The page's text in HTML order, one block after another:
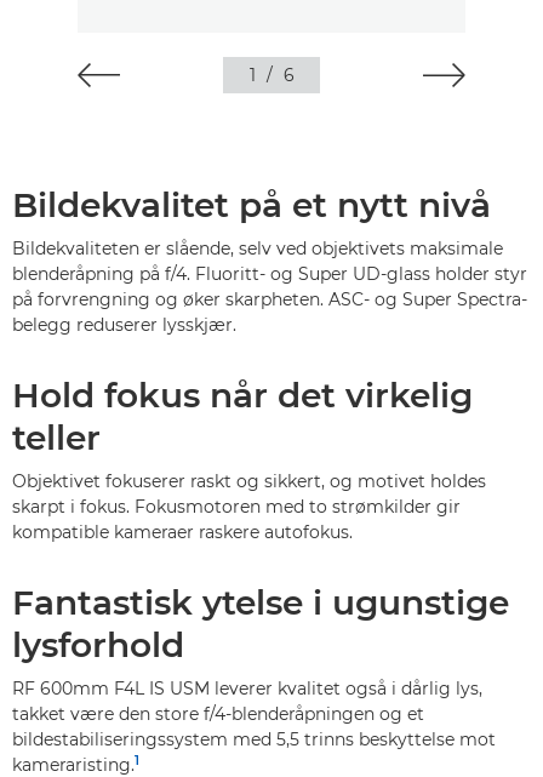
1 / 6
Bildekvalitet på et nytt nivå
Bildekvaliteten er slående, selv ved objektivets maksimale
blenderåpning på f/4. Fluoritt- og Super UD-glass holder styr
på forvrengning og øker skarpheten. ASC- og Super Spectra-
belegg reduserer lysskjær.
Hold fokus når det virkelig
teller
Objektivet fokuserer raskt og sikkert, og motivet holdes
skarpt i fokus. Fokusmotoren med to strømkilder gir
kompatible kameraer raskere autofokus.
Fantastisk ytelse i ugunstige
lysforhold
RF 600mm F4L IS USM leverer kvalitet også i dårlig lys,
takket være den store f/4-blenderåpningen og et
bildestabiliseringssystem med 5,5 trinns beskyttelse mot
kameraristing.1